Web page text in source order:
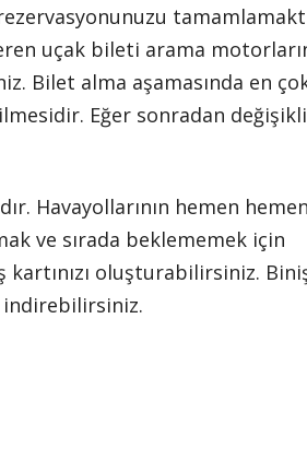
uçak bileti arama
Bilet alma aşamasında en
Eğer sonradan
Havayollarının hemen hemen
ve sırada beklememek için
kartınızı oluşturabilirsiniz.
indirebilirsiniz.